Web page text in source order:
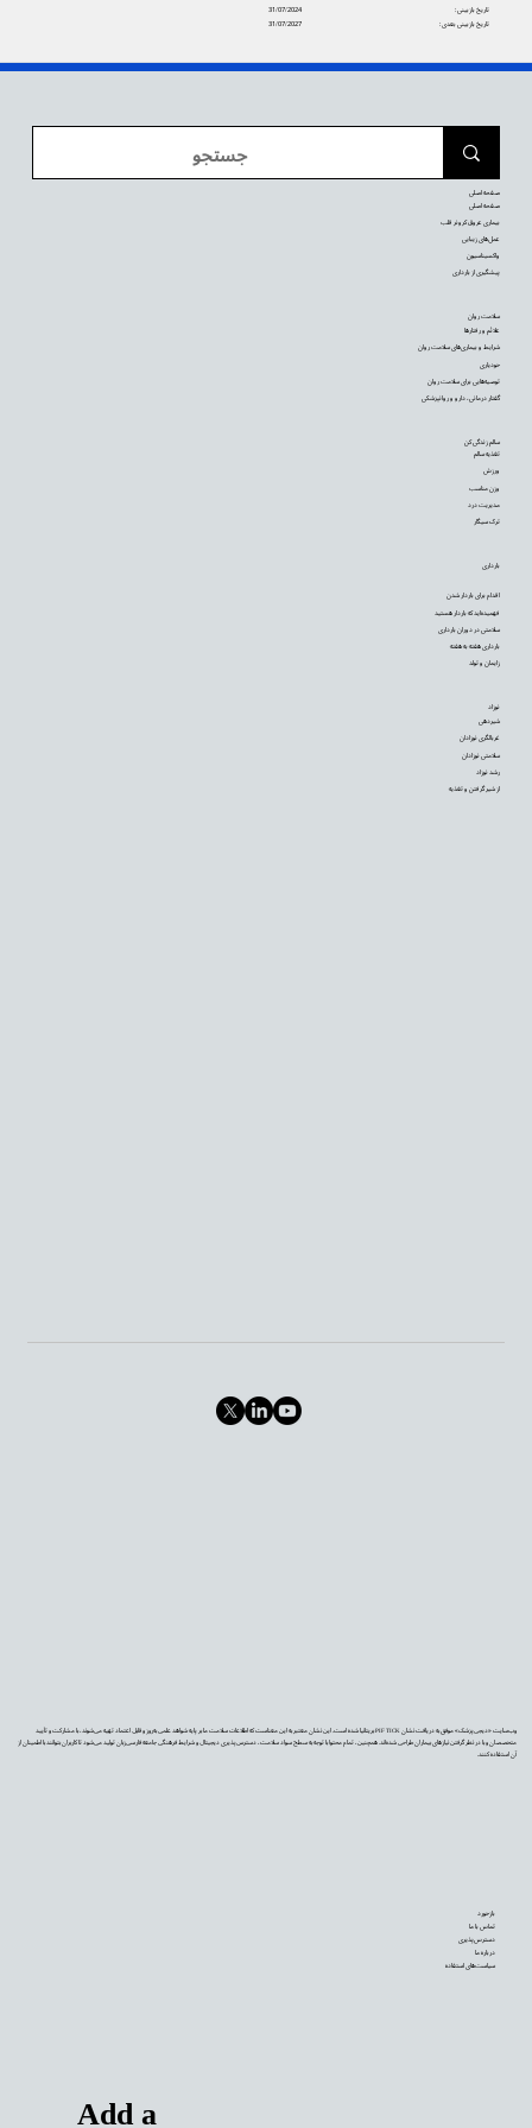
31/07/2024
تاریخ بازبینی:
31/07/2027
تاریخ بازبینی بعدی:
Add a
وب‌سایت «دیجی‌پزشک» موفق به دریافت نشان PIF TICK بریتانیا شده است. این نشان معتبر به این معناست که اطلاعات سلامت ما بر پایه شواهد علمی به‌روز و قابل اعتماد تهیه می‌شوند، با مشارکت و تأیید
متخصصان و با در نظر گرفتن نیازهای بیماران طراحی شده‌اند. همچنین، تمام محتوا با توجه به سطح سواد سلامت، دسترس‌پذیری دیجیتال و شرایط فرهنگی جامعه فارسی‌زبان تولید می‌شود تا کاربران بتوانند با اطمینان از
آن استفاده کنند.
بازخورد
تماس با ما
دسترس‌پذیری
درباره ما
سیاست‌های استفاده
نوزاد
شیردهی
غربالگری نوزادان
سلامتی نوزادان
رشد نوزاد
از شیر گرفتن و تغذیه
بارداری
اقدام برای باردار شدن
فهمیده‌اید که باردار هستید
سلامتی در دوران بارداری
بارداری هفته به هفته
زایمان و تولد
سالم زندگی کن
تغذیه سالم
ورزش
وزن مناسب
مدیریت درد
ترک سیگار
سلامت روان
علائم و رفتارها
شرایط و بیماری‌های سلامت روان
خودیاری
توصیه‌‌هایی برای سلامت روان
گفتار درمانی، دارو و روانپزشکی
صفحه اصلی
صفحه اصلی
بیماری عروق کرونر قلب
عمل‌های زیبایی
واکسیناسیون
پیشگیری از بارداری